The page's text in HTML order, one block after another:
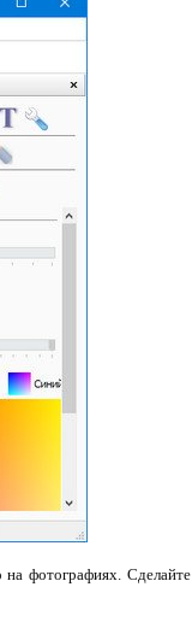
фотографиях. Сделайте